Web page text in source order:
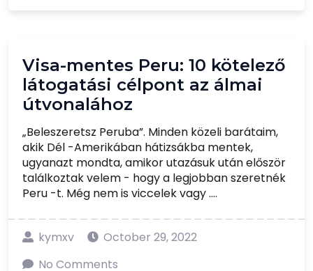
Visa-mentes Peru: 10 kötelező
látogatási célpont az álmai
útvonalához
„Beleszeretsz Peruba”. Minden közeli barátaim,
akik Dél -Amerikában hátizsákba mentek,
ugyanazt mondta, amikor utazásuk után először
találkoztak velem - hogy a legjobban szeretnék
Peru -t. Még nem is viccelek vagy ....
kymxv
October 29, 2022
No Comments